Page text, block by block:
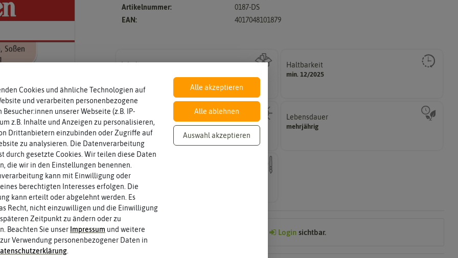
fahren
Artikelnummer:
0187-DS
EAN:
4017048101879
Inhalt Haltbarkeit
min. 12/2025
Zeitpunkt, bis zu dem das Saat- und Pflanzgut sehr
gut keimen sollte.
Standort
sonnig
Wie viel Licht benötigt die Pflanze? (schattig,
halbschattig, sonnig, vollsonnig)
Lebensdauer
mehrjährig
Pflanzen werden kategorisiert in: einjährig,
zweijährig oder mehrjährig.
Fruchtfarbe
grün
Reifungsprozess hat.
Loginsichtbar.
Cookies und ähnliche Technologien auf
und verarbeiten personenbezogene
Besucher:innen unserer Webseite (z.B. IP-
z.B. Inhalte und Anzeigen zu personalisieren,
Drittanbietern einzubinden oder Zugriffe auf
zu analysieren. Die Datenverarbeitung
durch gesetzte Cookies. Wir teilen diese Daten
die wir in den Einstellungen benennen.
kann mit Einwilligung oder
berechtigten Interesses erfolgen. Die
kann erteilt oder abgelehnt werden. Es
Recht, nicht einzuwilligen und die Einwilligung
Zeitpunkt zu ändern oder zu
Beachten Sie unser Impressum und weitere
Verwendung personenbezogener Daten in
.
Alle akzeptieren
Alle ablehnen
Auswahl akzeptieren